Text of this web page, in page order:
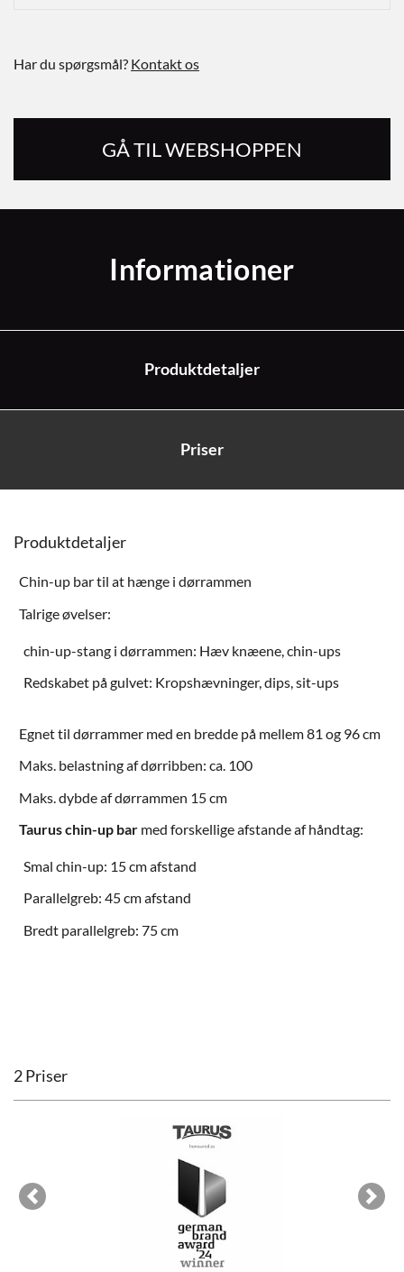
Har du spørgsmål? Kontakt os
GÅ TIL WEBSHOPPEN
Informationer
Produktdetaljer
Priser
Produktdetaljer
Chin-up bar til at hænge i dørrammen
Talrige øvelser:
chin-up-stang i dørrammen: Hæv knæene, chin-ups
Redskabet på gulvet: Kropshævninger, dips, sit-ups
Egnet til dørrammer med en bredde på mellem 81 og 96 cm
Maks. belastning af dørribben: ca. 100
Maks. dybde af dørrammen 15 cm
Taurus chin-up barmed forskellige afstande af håndtag:
Smal chin-up: 15 cm afstand
Parallelgreb: 45 cm afstand
Bredt parallelgreb: 75 cm
2 Priser
Previous Next